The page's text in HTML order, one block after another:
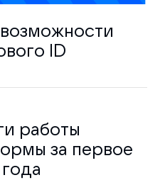
ID
работы
за первое